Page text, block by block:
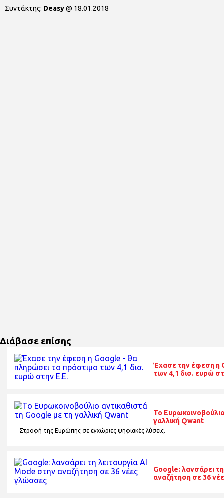
Συντάκτης: Deasy@ 18.01.2018
Διάβασε επίσης
Έχασε την έφεση η
των 4,1 δισ. ευρώ
Το
γαλλική Qwant
Στροφή της Ευρώπης σε εγχώριες ψηφιακές λύσεις.
Google: λανσάρει
αναζήτηση σε 36